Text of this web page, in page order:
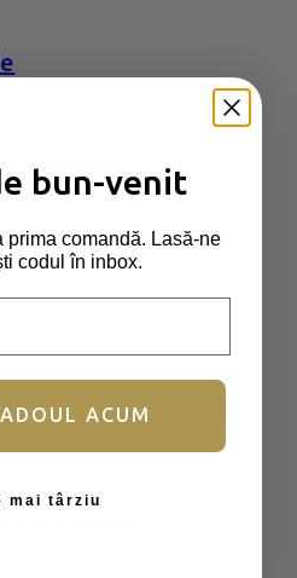
Obligatoriu
parola?
bun-venit
prima comandă. Lasă-ne
codul în inbox.
ACUM
mai târziu